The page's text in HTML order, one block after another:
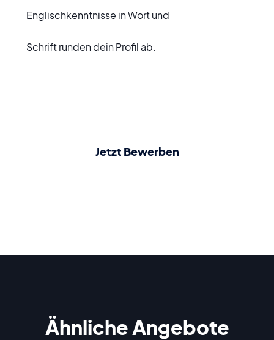
Englischkenntnisse in Wort und
Schrift runden dein Profil ab.
Jetzt Bewerben
Ähnliche Angebote